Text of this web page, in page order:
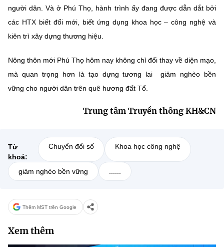
người dân. Và ở Phú Thọ, hành trình ấy đang được dẫn dắt bởi
các HTX biết đổi mới, biết ứng dụng khoa học – công nghệ và
kiên trì xây dựng thương hiệu
Nông thôn mới Phú Thọ hôm nay không chỉ đổi thay về diện mạo,
mà quan trọng hơn là tạo dựngtương lai giảm nghèo bền
vững cho người dân trên quê hương đất Tổ.
Trung tâm Truyền thông KH&CN
Từ
khoá:
Chuyển đổi số Khoa học công nghệ
giảm nghèo bền vững
Thêm MST trên Google
Xem thêm